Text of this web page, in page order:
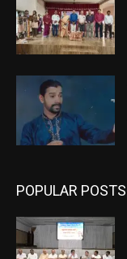
POPULAR POSTS